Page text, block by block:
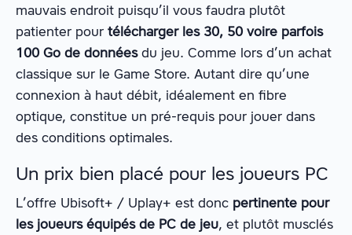
mauvais endroit puisqu’il vous faudra plutôt
patienter pour télécharger les 30, 50 voire parfois
100 Go de donnéesdu jeu. Comme lors d’un achat
classique sur le Game Store. Autant dire qu’une
connexion à haut débit, idéalement en fibre
optique, constitue un pré-requis pour jouer dans
des conditions optimales.
Un prix bien placé pour les joueurs PC
L’offre Ubisoft+ / Uplay+ est donc pertinente pour
les joueurs équipés de PC de jeu, et plutôt musclés